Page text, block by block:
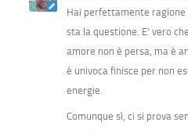
Hai perfettamente ragione
sta la questione. E’ vero
amore non è persa, ma è
è univoca finisce per non
energie.
Comunque sì, ci si prova